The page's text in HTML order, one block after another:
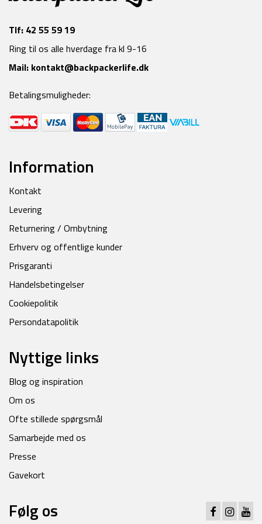
Tlf: 42 55 59 19
Ring til os alle hverdage fra kl 9-16
Mail: kontakt@backpackerlife.dk
Betalingsmuligheder:
Information
Kontakt
Levering
Returnering / Ombytning
Erhverv og offentlige kunder
Prisgaranti
Handelsbetingelser
Cookiepolitik
Persondatapolitik
Nyttige links
Blog og inspiration
Om os
Ofte stillede spørgsmål
Samarbejde med os
Presse
Gavekort
Følg os